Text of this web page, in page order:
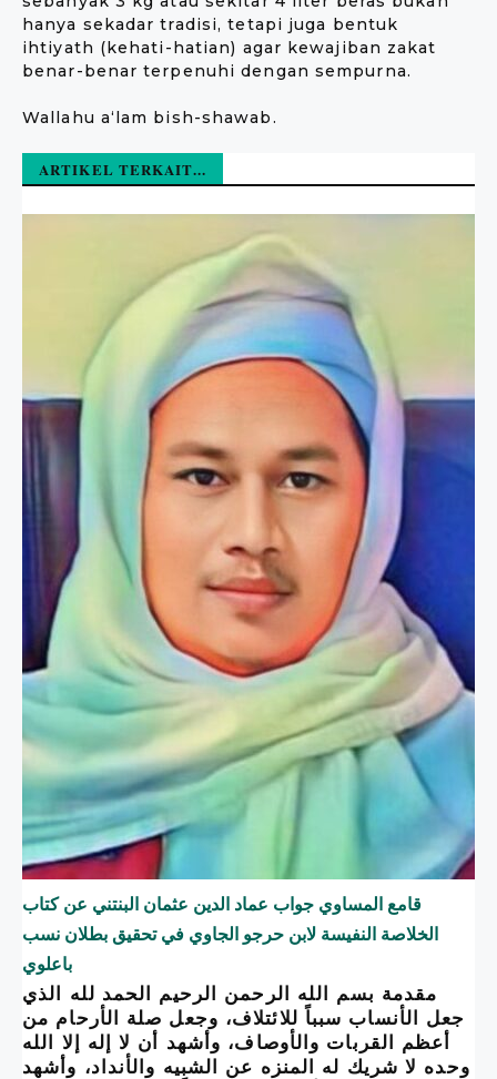
hanya sekadar tradisi, tetapi juga bentuk
ihtiyath (kehati-hatian) agar kewajiban zakat
benar-benar terpenuhi dengan sempurna.
Wallahu a‘lam bish-shawab.
ARTIKEL TERKAIT...
قامع المساوي جواب عماد الدين عثمان البنتني عن كتاب
الخلاصة النفيسة لابن حرجو الجاوي في تحقيق بطلان نسب
باعلوي
مقدمة بسم الله الرحمن الرحيم الحمد لله الذي
جعل الأنساب سبباً للائتلاف، وجعل صلة الأرحام من
أعظم القربات والأوصاف، وأشهد أن لا إله إلا الله
وحده لا شريك له المنزه عن الشبيه والأنداد، وأشهد